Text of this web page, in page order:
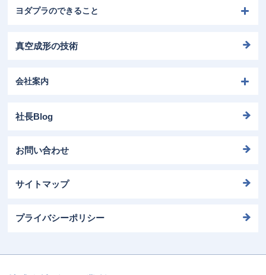
ヨダプラのできること
真空成形の技術
会社案内
社長Blog
お問い合わせ
サイトマップ
プライバシーポリシー